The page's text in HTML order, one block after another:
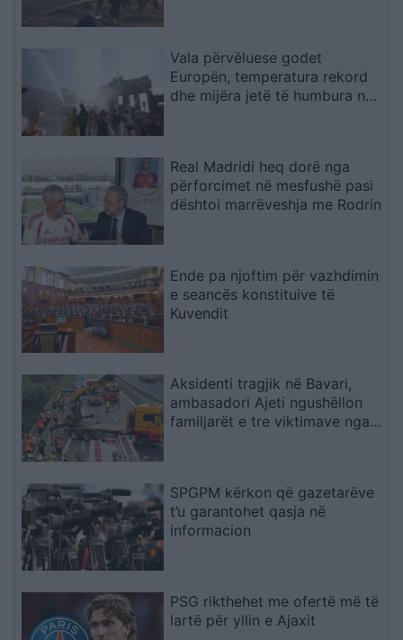
Vala përvëluese godet
Europën, temperatura rekord
dhe mijëra jetë të humbura nga
Real Madridi heq dorë nga
përforcimet në mesfushë pasi
dështoi marrëveshja me Rodrin
Ende pa njoftim për vazhdimin
e seancës konstituive të
Kuvendit
Aksidenti tragjik në Bavari,
ambasadori Ajeti ngushëllon
familjarët e tre viktimave nga
SPGPM kërkon që gazetarëve
t’u garantohet qasja në
informacion
PSG rikthehet me ofertë më të
lartë për yllin e Ajaxit